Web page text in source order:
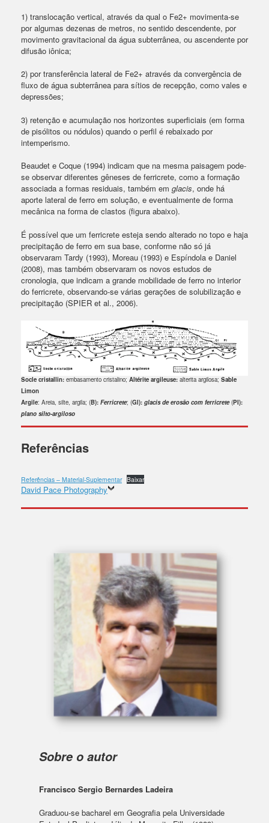
1) translocação vertical, através da qual o Fe2+ movimenta-se
por algumas dezenas de metros, no sentido descendente, por
movimento gravitacional da água subterrânea, ou ascendente por
difusão iônica;
2) por transferência lateral de Fe2+ através da convergência de
fluxo de água subterrânea para sítios de recepção, como vales e
depressões;
3) retenção e acumulação nos horizontes superficiais (em forma
de pisólitos ou nódulos) quando o perfil é rebaixado por
intemperismo.
Beaudet e Coque (1994) indicam que na mesma paisagem pode-
se observar diferentes gêneses de ferricrete, como a formação
associada a formas residuais, também em glacis, onde há
aporte lateral de ferro em solução, e eventualmente de forma
mecânica na forma de clastos (figura abaixo).
É possível que um ferricrete esteja sendo alterado no topo e haja
precipitação de ferro em sua base, conforme não só já
observaram Tardy (1993), Moreau (1993) e Espíndola e Daniel
(2008), mas também observaram os novos estudos de
cronologia, que indicam a grande mobilidade de ferro no interior
do ferricrete, observando-se várias gerações de solubilização e
precipitação (SPIER et al., 2006).
Socle cristallin: embasamento cristalino; Altérite argileuse: alterita argilosa; Sable
Limon
Argile: Areia, silte, argila; (B): Ferricrete; (Gl): glacis de erosão com ferricrete(PI):
plano silto-argiloso
Referências
Referências – Material-Suplementar Baixar
David Pace Photography
Sobre o autor
Francisco Sergio Bernardes Ladeira
Graduou-se bacharel em Geografia pela Universidade